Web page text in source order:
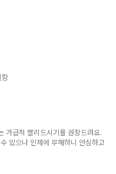
함
가급적 빨리드시기를 권장드려요.
있으나 인체에 무해하니 안심하고